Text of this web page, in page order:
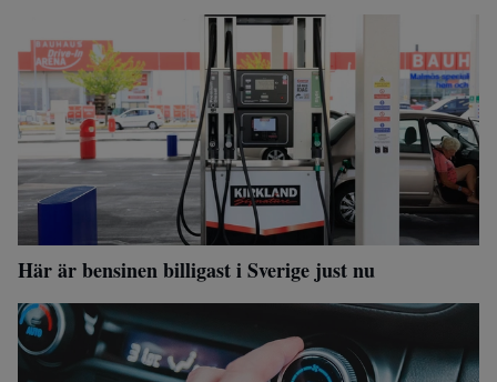
Här är bensinen billigast i Sverige just nu